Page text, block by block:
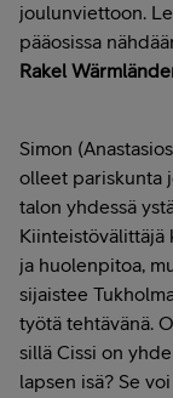
joulunviettoon.
pääosissa
Rakel
Simon
olleet pariskunta
talon yhdessä
Kiinteistövälittäjä
ja huolenpitoa,
sijaistee
työtä tehtävänä.
sillä Cissi on
lapsen isä? Se